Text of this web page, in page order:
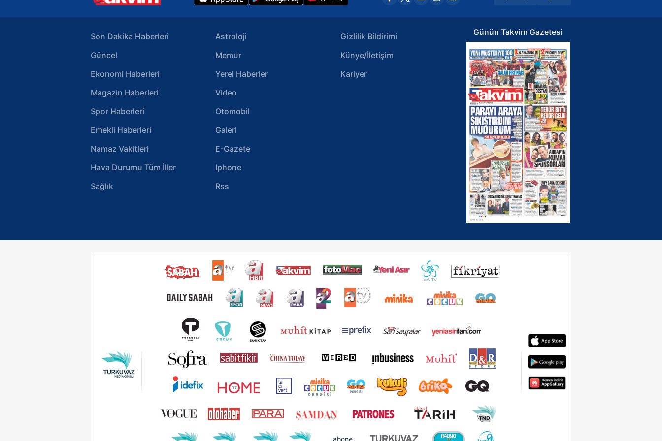
Son Dakika Haberleri
Güncel
Ekonomi Haberleri
Magazin Haberleri
Spor Haberleri
Emekli Haberleri
Namaz Vakitleri
Hava Durumu Tüm İller
Sağlık
Astroloji
Memur
Yerel Haberler
Video
Otomobil
Galeri
E-Gazete
Iphone
Rss
Gizlilik Bildirimi
Künye/İletişim
Kariyer
Günün Takvim Gazetesi